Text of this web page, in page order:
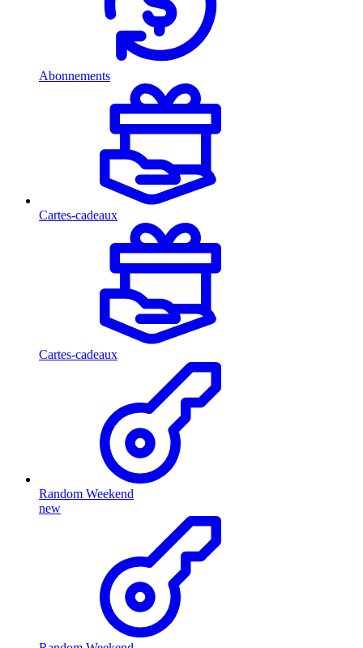
Abonnements
Cartes-cadeaux
Cartes-cadeaux
Random Weekend
new